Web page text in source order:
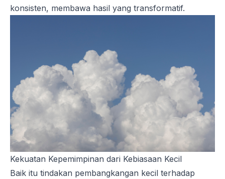
konsisten, membawa hasil yang transformatif.
Kekuatan Kepemimpinan dari Kebiasaan Kecil
Baik itu tindakan pembangkangan kecil terhadap